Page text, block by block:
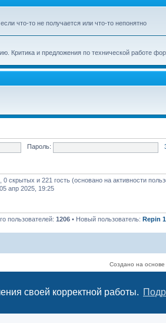
своей корректной работы.
что-то не получается или что-то непонятно
Критика и предложения по технической работе
Пароль:
0 скрытых и 221 гость (основано на активности
апр 2025, 19:25
пользователей: 1206 • Новый пользователь: Repin
Создано на основе